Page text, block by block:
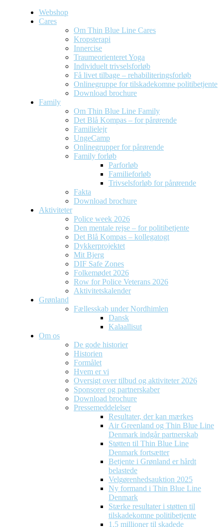
Webshop
Cares
Om Thin Blue Line Cares
Kropsterapi
Innercise
Traumeorienteret Yoga
Individuelt trivselsforløb
Få livet tilbage – rehabiliteringsforløb
Onlinegruppe for tilskadekomne politibetjente
Download brochure
Family
Om Thin Blue Line Family
Det Blå Kompas – for pårørende
Familielejr
UngeCamp
Onlinegrupper for pårørende
Family forløb
Parforløb
Familieforløb
Trivselsforløb for pårørende
Fakta
Download brochure
Aktiviteter
Police week 2026
Den mentale rejse – for politibetjente
Det Blå Kompas – kollegatogt
Dykkerprojektet
Mit Bjerg
DIF Safe Zones
Folkemødet 2026
Row for Police Veterans 2026
Aktivitetskalender
Grønland
Fællesskab under Nordhimlen
Dansk
Kalaallisut
Om os
De gode historier
Historien
Formålet
Hvem er vi
Oversigt over tilbud og aktiviteter 2026
Sponsorer og partnerskaber
Download brochure
Pressemeddelelser
Resultater, der kan mærkes
Air Greenland og Thin Blue Line
Denmark indgår partnerskab
Støtten til Thin Blue Line
Denmark fortsætter
Betjente i Grønland er hårdt
belastede
Velgørenhedsauktion 2025
Ny formand i Thin Blue Line
Denmark
Stærke resultater i støtten til
tilskadekomne politibetjente
1.5 millioner til skadede